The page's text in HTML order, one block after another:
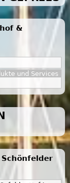
&
und Services